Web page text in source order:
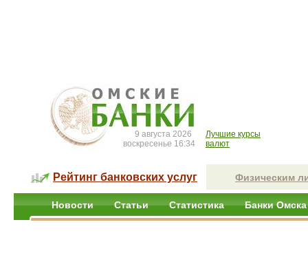
9 августа 2026
воскресенье 16:34
Лучшие курсы
валют
Рейтинг банковских услуг Физическим
Новости Статьи Статистика Банки Омска